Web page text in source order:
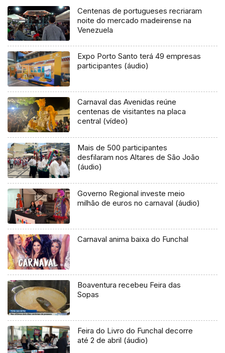
Centenas de portugueses recriaram
noite do mercado madeirense na
Venezuela
Expo Porto Santo terá 49 empresas
participantes (áudio)
Carnaval das Avenidas reúne
centenas de visitantes na placa
central (vídeo)
Mais de 500 participantes
desfilaram nos Altares de São João
(áudio)
Governo Regional investe meio
milhão de euros no carnaval (áudio)
Carnaval anima baixa do Funchal
Boaventura recebeu Feira das
Sopas
Feira do Livro do Funchal decorre
até 2 de abril (áudio)